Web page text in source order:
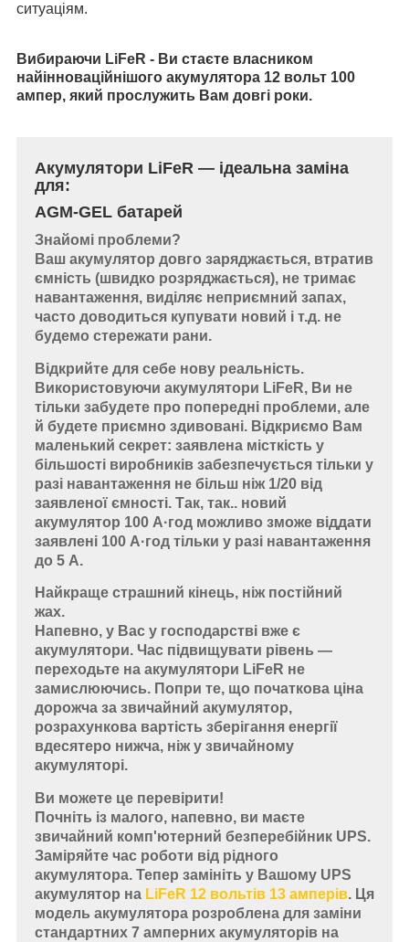
ситуаціям.
Вибираючи LiFeR - Ви стаєте власником
найінноваційнішого акумулятора 12 вольт 100
ампер, який прослужить Вам довгі роки.
Акумулятори LiFeR — ідеальна заміна
для:
AGM-GEL батарей
Знайомі проблеми?
Ваш акумулятор довго заряджається, втратив
ємність (швидко розряджається), не тримає
навантаження, виділяє неприємний запах,
часто доводиться купувати новий і т.д. не
будемо стережати рани.
Відкрийте для себе нову реальність.
Використовуючи акумулятори LiFeR, Ви не
тільки забудете про попередні проблеми, але
й будете приємно здивовані. Відкриємо Вам
маленький секрет: заявлена місткість у
більшості виробників забезпечується тільки у
разі навантаження не більш ніж 1/20 від
заявленої ємності. Так, так.. новий
акумулятор 100 А·год можливо зможе віддати
заявлені 100 А·год тільки у разі навантаження
до 5 А.
Найкраще страшний кінець, ніж постійний
жах.
Напевно, у Вас у господарстві вже є
акумулятори. Час підвищувати рівень —
переходьте на акумулятори LiFeR не
замислюючись. Попри те, що початкова ціна
дорожча за звичайний акумулятор,
розрахункова вартість зберігання енергії
вдесятеро нижча, ніж у звичайному
акумуляторі.
Ви можете це перевірити!
Почніть із малого, напевно, ви маєте
звичайний комп'ютерний безперебійник UPS.
Заміряйте час роботи від рідного
акумулятора. Тепер замініть у Вашому UPS
акумулятор на LiFeR 12 вольтів 13 амперів. Ця
модель акумулятора розроблена для заміни
стандартних 7 амперних акумуляторів на